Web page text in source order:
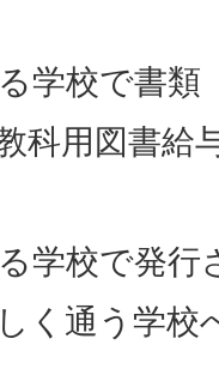
学校で書類
科用図書給
学校で発行
く通う学校